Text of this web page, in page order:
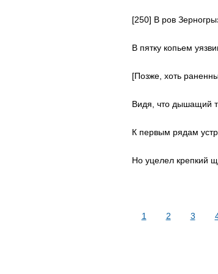
[250] В ров
В пятку копьем
[Позже, хоть
Видя, что дышащий
К первым рядам
Но уцелел крепкий
1 2 3